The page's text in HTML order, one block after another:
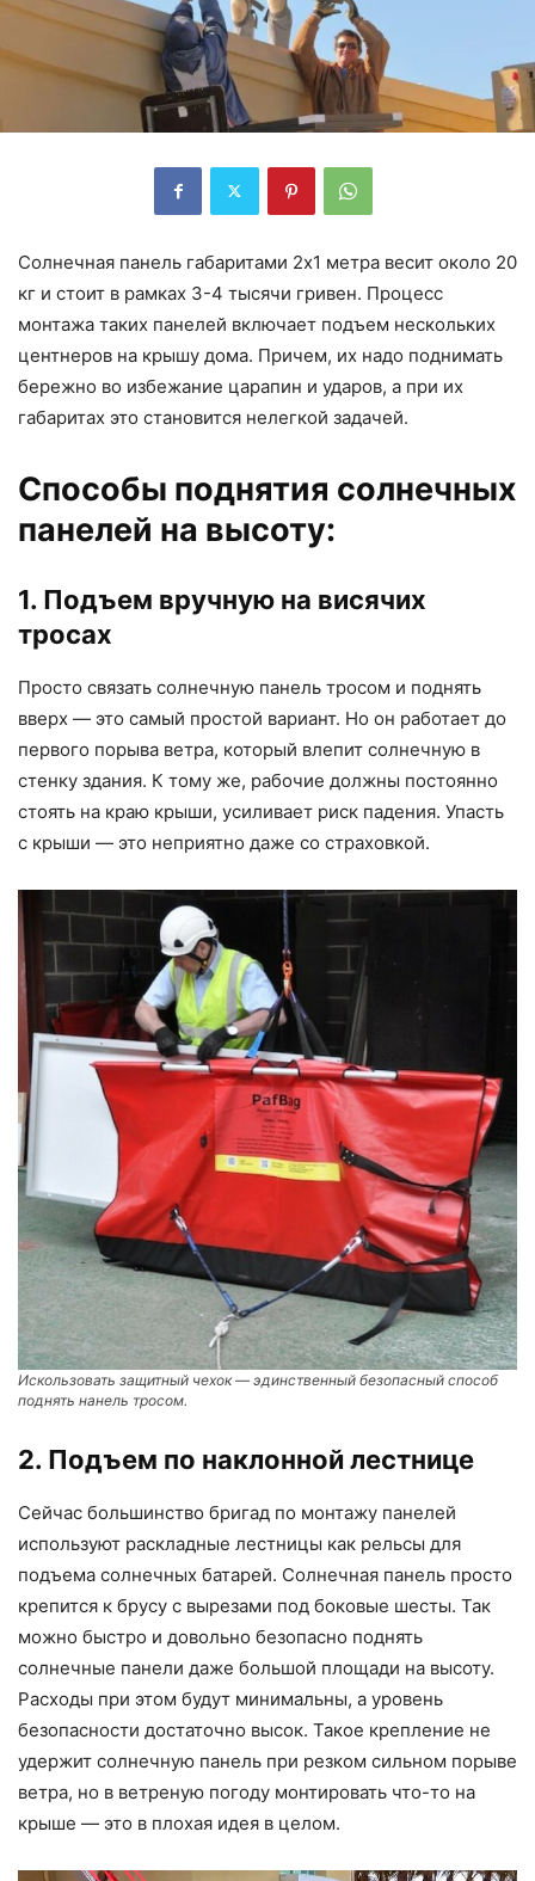
Солнечная панель габаритами 2х1 метра весит около 20
кг и стоит в рамках 3-4 тысячи гривен. Процесс
монтажа таких панелей включает подъем нескольких
центнеров на крышу дома. Причем, их надо поднимать
бережно во избежание царапин и ударов, а при их
габаритах это становится нелегкой задачей.
Способы поднятия солнечных
панелей на высоту:
1. Подъем вручную на висячих
тросах
Просто связать солнечную панель тросом и поднять
вверх — это самый простой вариант. Но он работает до
первого порыва ветра, который влепит солнечную в
стенку здания. К тому же, рабочие должны постоянно
стоять на краю крыши, усиливает риск падения. Упасть
с крыши — это неприятно даже со страховкой.
Искользовать защитный чехок — эдинственный безопасный способ
поднять нанель тросом.
2. Подъем по наклонной лестнице
Сейчас большинство бригад по монтажу панелей
используют раскладные лестницы как рельсы для
подъема солнечных батарей. Солнечная панель просто
крепится к брусу с вырезами под боковые шесты. Так
можно быстро и довольно безопасно поднять
солнечные панели даже большой площади на высоту.
Расходы при этом будут минимальны, а уровень
безопасности достаточно высок. Такое крепление не
удержит солнечную панель при резком сильном порыве
ветра, но в ветреную погоду монтировать что-то на
крыше — это в плохая идея в целом.